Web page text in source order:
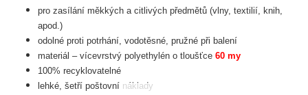
pro zasílání měkkých a citlivých předmětů (vlny, textilií, knih,
apod.)
odolné proti potrhání, vodotěsné, pružné při balení
materiál – vícevrstvý polyethylén o tloušťce 60 my
100% recyklovatelné
lehké, šetří poštovní náklady